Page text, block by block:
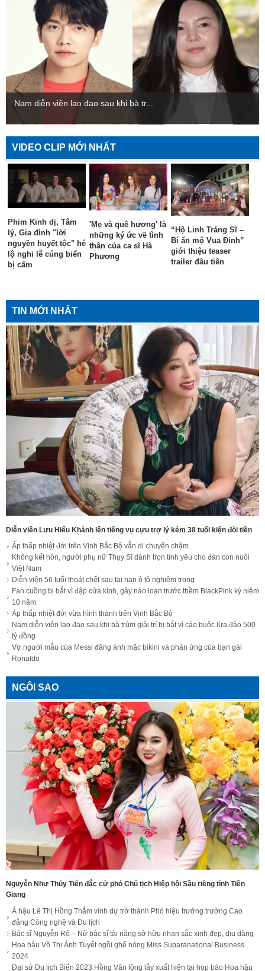
Nam diễn viên lao đao sau khi bà tr...
VIDEO CLIP MỚI NHẤT
Phim Kinh dị, Tâm
lý, Gia đình "lời
nguyền huyết tộc" hé
lộ nghi lễ cúng biển
bị cấm
'Mẹ và quê hương' là
những ký ức về tình
thân của ca sĩ Hà
Phương
“Hộ Linh Tráng Sĩ –
Bí ẩn mộ Vua Đinh”
giới thiệu teaser
trailer đầu tiên
TIN MỚI NHẤT
Diễn viên Lưu Hiểu Khánh lên tiếng vụ cựu trợ lý kém 38 tuổi kiện đòi tiền
Áp thấp nhiệt đới trên Vịnh Bắc Bộ vẫn di chuyển chậm
Không kết hôn, người phụ nữ Thụy Sĩ dành trọn tình yêu cho đàn con nuôi
Việt Nam
Diễn viên 56 tuổi thoát chết sau tai nạn ô tô nghiêm trọng
Fan cuồng bị bắt vì đập cửa kính, gây náo loạn trước thềm BlackPink kỷ niệm
10 năm
Áp thấp nhiệt đới vừa hình thành trên Vịnh Bắc Bộ
Nam diễn viên lao đao sau khi bà trùm giải trí bị bắt vì cáo buộc lừa đảo 500
tỷ đồng
Vợ người mẫu của Messi đăng ảnh mặc bikini và phản ứng của bạn gái
Ronaldo
NGÔI SAO
Nguyễn Như Thủy Tiên đắc cử phó Chủ tịch Hiệp hội Sầu riêng tỉnh Tiền
Giang
Á hậu Lê Thị Hồng Thắm vinh dự trở thành Phó hiệu trưởng trường Cao
đẳng Công nghệ và Du lịch
Bác sĩ Nguyễn Rô – Nữ bác sĩ tài năng sở hữu nhan sắc xinh đẹp, dịu dàng
Hoa hậu Võ Thị Ánh Tuyết ngồi ghế nóng Miss Suparanational Business
2024
Đại sứ Du lịch Biển 2023 Hồng Vân lộng lẫy xuất hiện tại họp báo Hoa hậu